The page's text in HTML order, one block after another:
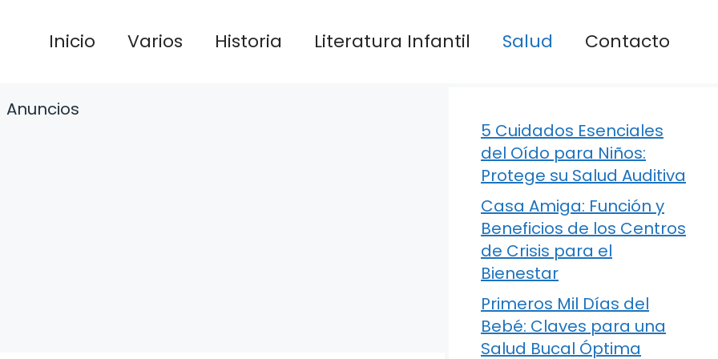
Inicio Varios Historia Literatura Infantil Salud Contacto
Anuncios
5 Cuidados Esenciales
del Oído para Niños:
Protege su Salud Auditiva
Casa Amiga: Función y
Beneficios de los Centros
de Crisis para el
Bienestar
Primeros Mil Días del
Bebé: Claves para una
Salud Bucal Óptima